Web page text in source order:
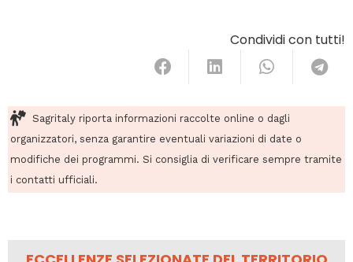
Condividi con tutti!
Sagritaly riporta informazioni raccolte online o dagli
organizzatori, senza garantire eventuali variazioni di date o
modifiche dei programmi. Si consiglia di verificare sempre tramite
i contatti ufficiali.